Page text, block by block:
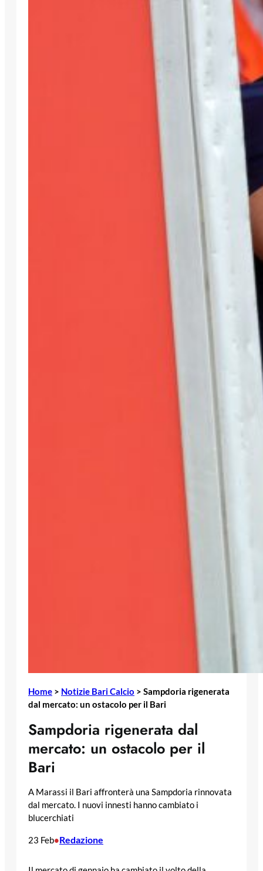
Home > Notizie Bari Calcio > Sampdoria rigenerata
dal mercato: un ostacolo per il Bari
Sampdoria rigenerata dal
mercato: un ostacolo per il
Bari
A Marassi il Bari affronterà una Sampdoria rinnovata
dal mercato. I nuovi innesti hanno cambiato i
blucerchiati
23 Feb•Redazione